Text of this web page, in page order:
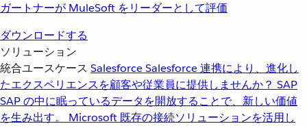
ガートナーが MuleSoft をリーダーとして評価
ダウンロードする
ソリューション
統合ユースケース SalesforceSalesforce 連携により、進化し
たエクスペリエンスを顧客や従業員に提供しませんか？ SAP
SAP の中に眠っているデータを開放することで、新しい価値
を生み出す。
Microsoft 既存の接続ソリューションを活用し